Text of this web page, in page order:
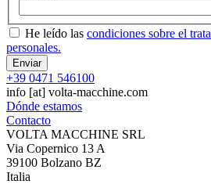
He leído las condiciones sobre el
personales.
+39 0471 546100
info [at] volta-macchine.com
Dónde estamos
Contacto
VOLTA MACCHINE SRL
Via Copernico 13 A
39100 Bolzano BZ
Italia